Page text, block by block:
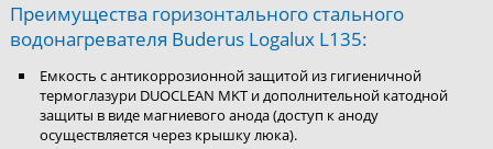
Преимущества горизонтального стального
водонагревателя Buderus Logalux L135:
Емкость с антикоррозионной защитой из гигиеничной
термоглазури DUOCLEAN MKT и дополнительной катодной
защиты в виде магниевого анода (доступ к аноду
осуществляется через крышку люка).